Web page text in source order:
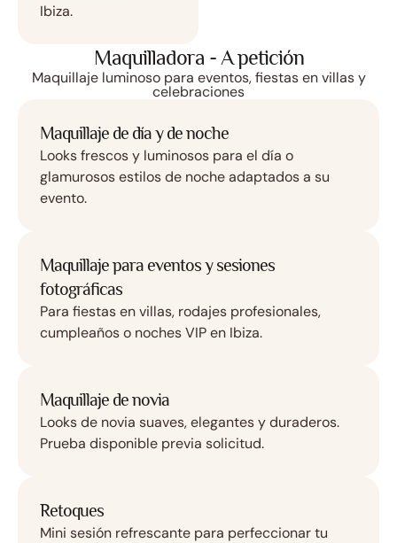
Ibiza.
Maquilladora - A petición
Maquillaje luminoso para eventos, fiestas en villas y
celebraciones
Maquillaje de día y de noche
Looks frescos y luminosos para el día o
glamurosos estilos de noche adaptados a su
evento.
Maquillaje para eventos y sesiones
fotográficas
Para fiestas en villas, rodajes profesionales,
cumpleaños o noches VIP en Ibiza.
Maquillaje de novia
Looks de novia suaves, elegantes y duraderos.
Prueba disponible previa solicitud.
Retoques
Mini sesión refrescante para perfeccionar tu